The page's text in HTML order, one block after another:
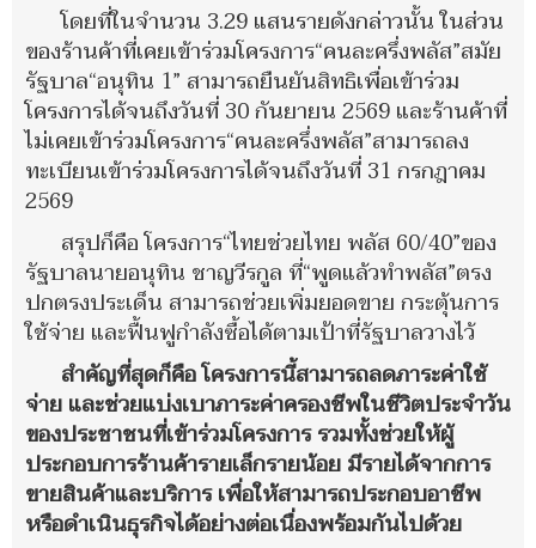
โดยที่ในจำนวน 3.29 แสนรายดังกล่าวนั้น ในส่วน
ของร้านค้าที่เคยเข้าร่วมโครงการ“คนละครึ่งพลัส”สมัย
รัฐบาล“อนุทิน 1” สามารถยืนยันสิทธิเพื่อเข้าร่วม
โครงการได้จนถึงวันที่ 30 กันยายน 2569 และร้านค้าที่
ไม่เคยเข้าร่วมโครงการ“คนละครึ่งพลัส”สามารถลง
ทะเบียนเข้าร่วมโครงการได้จนถึงวันที่ 31 กรกฎาคม
2569
สรุปก็คือ โครงการ“ไทยช่วยไทย พลัส 60/40”ของ
รัฐบาลนายอนุทิน ชาญวีรกูล ที่“พูดแล้วทำพลัส”ตรง
ปกตรงประเด็น สามารถช่วยเพิ่มยอดขาย กระตุ้นการ
ใช้จ่าย และฟื้นฟูกำลังซื้อได้ตามเป้าที่รัฐบาลวางไว้
สำคัญที่สุดก็คือ โครงการนี้สามารถลดภาระค่าใช้
จ่าย และช่วยแบ่งเบาภาระค่าครองชีพในชีวิตประจำวัน
ของประชาชนที่เข้าร่วมโครงการ รวมทั้งช่วยให้ผู้
ประกอบการร้านค้ารายเล็กรายน้อย มีรายได้จากการ
ขายสินค้าและบริการ เพื่อให้สามารถประกอบอาชีพ
หรือดำเนินธุรกิจได้อย่างต่อเนื่องพร้อมกันไปด้วย